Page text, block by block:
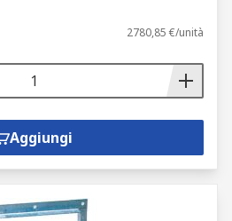
2780,85 €/unità
Aggiungi